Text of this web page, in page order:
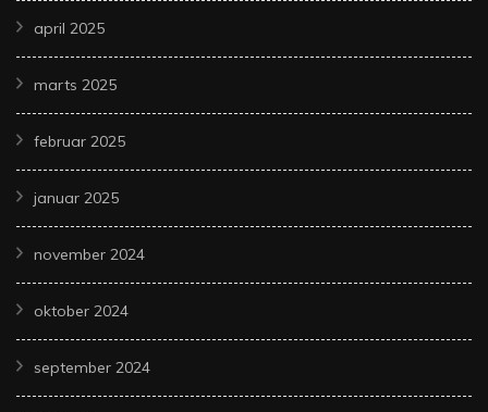
april 2025
marts 2025
februar 2025
januar 2025
november 2024
oktober 2024
september 2024